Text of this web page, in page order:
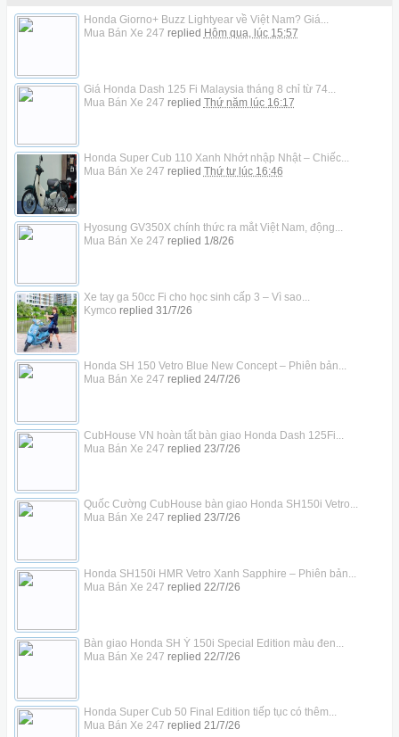
Honda Giorno+ Buzz Lightyear về Việt Nam? Giá...
Mua Bán Xe 247 replied Hôm qua, lúc 15:57
Giá Honda Dash 125 Fi Malaysia tháng 8 chỉ từ 74...
Mua Bán Xe 247 replied Thứ năm lúc 16:17
Honda Super Cub 110 Xanh Nhớt nhập Nhật – Chiếc...
Mua Bán Xe 247 replied Thứ tư lúc 16:46
Hyosung GV350X chính thức ra mắt Việt Nam, động...
Mua Bán Xe 247 replied 1/8/26
Xe tay ga 50cc Fi cho học sinh cấp 3 – Vì sao...
Kymco replied 31/7/26
Honda SH 150 Vetro Blue New Concept – Phiên bản...
Mua Bán Xe 247 replied 24/7/26
CubHouse VN hoàn tất bàn giao Honda Dash 125Fi...
Mua Bán Xe 247 replied 23/7/26
Quốc Cường CubHouse bàn giao Honda SH150i Vetro...
Mua Bán Xe 247 replied 23/7/26
Honda SH150i HMR Vetro Xanh Sapphire – Phiên bản...
Mua Bán Xe 247 replied 22/7/26
Bàn giao Honda SH Ý 150i Special Edition màu đen...
Mua Bán Xe 247 replied 22/7/26
Honda Super Cub 50 Final Edition tiếp tục có thêm...
Mua Bán Xe 247 replied 21/7/26